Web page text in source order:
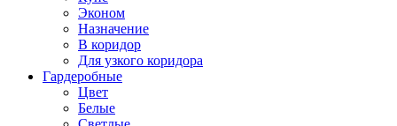
Эконом
Назначение
В коридор
Для узкого коридора
Гардеробные
Цвет
Белые